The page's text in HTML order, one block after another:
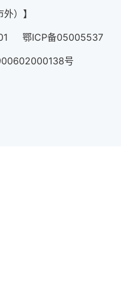
）】
鄂ICP备05005537
号